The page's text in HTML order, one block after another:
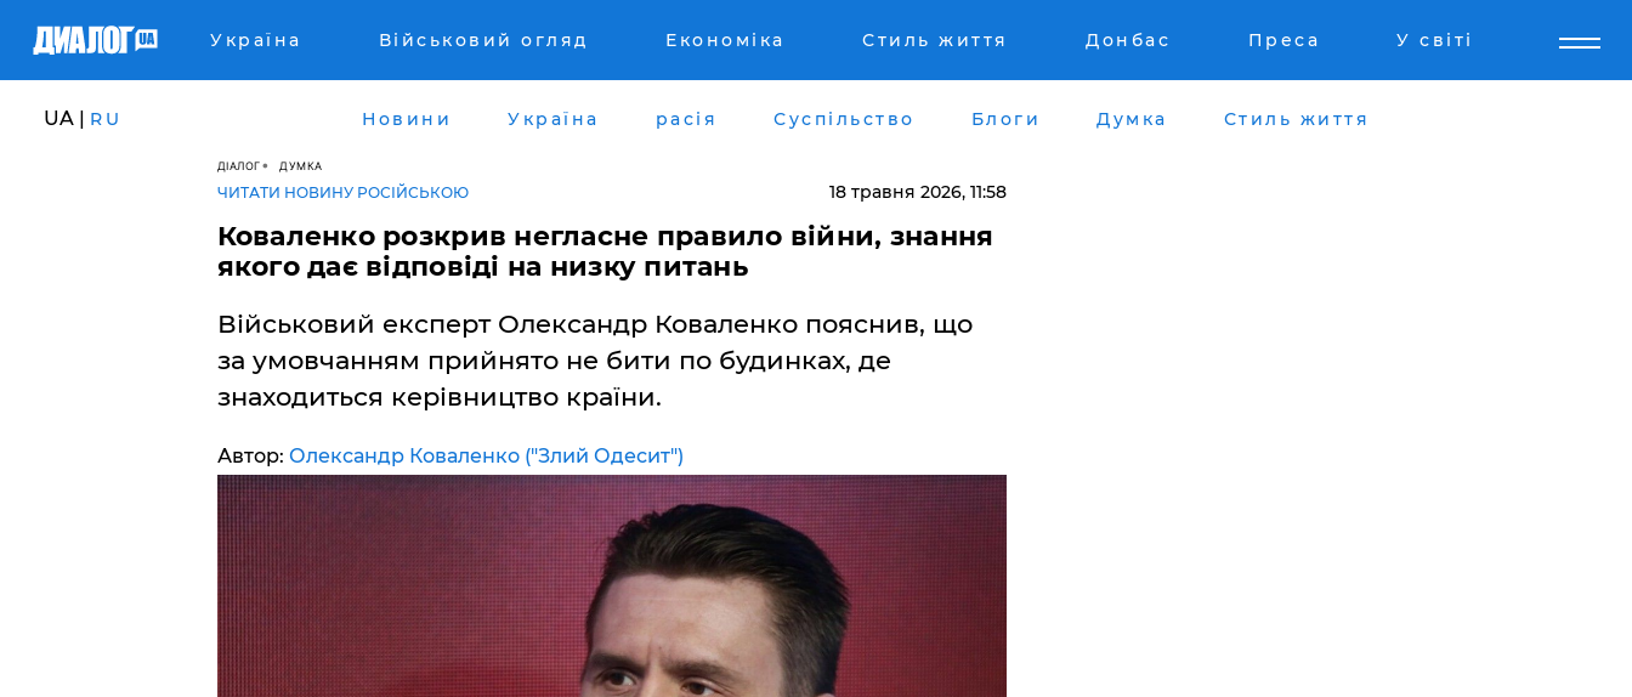
Україна Військовий огляд Економіка Стиль життя Донбас Преса У світі
UA | RU Новини Україна расія Суспільство Блоги Думка Стиль життя
ДІАЛОГ ДУМКА
ЧИТАТИ НОВИНУ РОСІЙСЬКОЮ 18 травня 2026, 11:58
Коваленко розкрив негласне правило війни, знання
якого дає відповіді на низку питань
Військовий експерт Олександр Коваленко пояснив, що
за умовчанням прийнято не бити по будинках, де
знаходиться керівництво країни.
Автор: Олександр Коваленко ("Злий Одесит")